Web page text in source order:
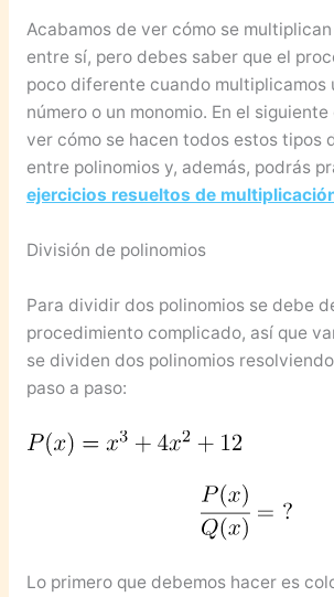
Acabamos de ver cómo se
entre sí, pero debes saber que el
poco diferente cuando multiplicamos
número o un monomio. En el
ver cómo se hacen todos estos tipos
entre polinomios y, además, podrás
ejercicios resueltos de
División de polinomios
Para dividir dos polinomios se debe
procedimiento complicado, así que
se dividen dos polinomios
paso a paso:
Lo primero que debemos hacer es